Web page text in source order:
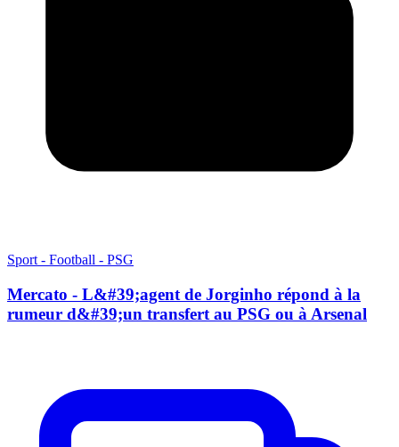
Sport - Football - PSG
Mercato - L&#39;agent de Jorginho répond à la
rumeur d&#39;un transfert au PSG ou à Arsenal